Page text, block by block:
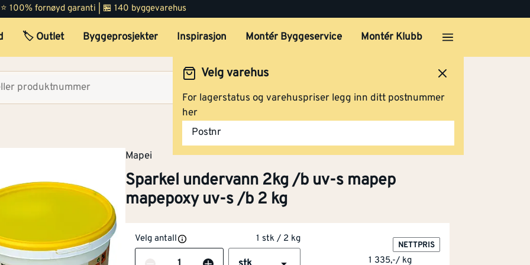
100% fornøyd garanti | 🏪 140 byggevarehus
🏷️ Outlet Byggeprosjekter Inspirasjon Montér Byggeservice Montér Klubb
Velg varehus
For lagerstatus og varehuspriser legg inn ditt postnummer
her
Postnr
Mapei
Sparkel undervann 2kg /b uv-s mapep
mapepoxy uv-s /b 2 kg
Velg antall 1 stk / 2 kg
NETTPRIS
1 335,-/ kg